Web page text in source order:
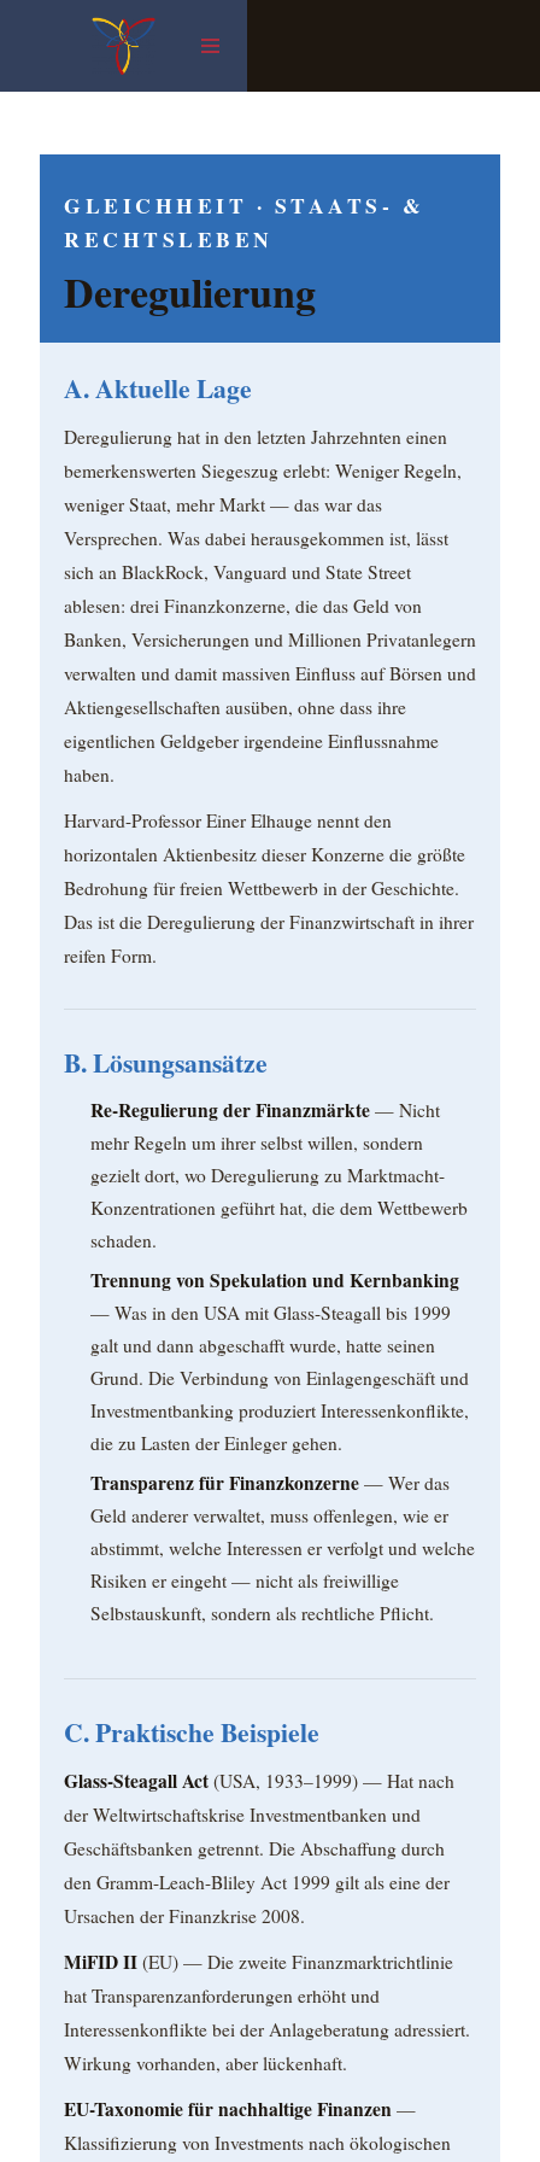
Inhalt
GLEICHHEIT · STAATS- &
RECHTSLEBEN
Deregulierung
A. Aktuelle Lage
Deregulierung hat in den letzten Jahrzehnten einen
bemerkenswerten Siegeszug erlebt: Weniger Regeln,
weniger Staat, mehr Markt — das war das
Versprechen. Was dabei herausgekommen ist, lässt
sich an BlackRock, Vanguard und State Street
ablesen: drei Finanzkonzerne, die das Geld von
Banken, Versicherungen und Millionen Privatanlegern
verwalten und damit massiven Einfluss auf Börsen und
Aktiengesellschaften ausüben, ohne dass ihre
eigentlichen Geldgeber irgendeine Einflussnahme
haben.
Harvard-Professor Einer Elhauge nennt den
horizontalen Aktienbesitz dieser Konzerne die größte
Bedrohung für freien Wettbewerb in der Geschichte.
Das ist die Deregulierung der Finanzwirtschaft in ihrer
reifen Form.
B. Lösungsansätze
Re-Regulierung der Finanzmärkte — Nicht
mehr Regeln um ihrer selbst willen, sondern
gezielt dort, wo Deregulierung zu Marktmacht-
Konzentrationen geführt hat, die dem Wettbewerb
schaden.
Trennung von Spekulation und Kernbanking
— Was in den USA mit Glass-Steagall bis 1999
galt und dann abgeschafft wurde, hatte seinen
Grund. Die Verbindung von Einlagengeschäft und
Investmentbanking produziert Interessenkonflikte,
die zu Lasten der Einleger gehen.
Transparenz für Finanzkonzerne — Wer das
Geld anderer verwaltet, muss offenlegen, wie er
abstimmt, welche Interessen er verfolgt und welche
Risiken er eingeht — nicht als freiwillige
Selbstauskunft, sondern als rechtliche Pflicht.
C. Praktische Beispiele
Glass-Steagall Act (USA, 1933–1999) — Hat nach
der Weltwirtschaftskrise Investmentbanken und
Geschäftsbanken getrennt. Die Abschaffung durch
den Gramm-Leach-Bliley Act 1999 gilt als eine der
Ursachen der Finanzkrise 2008.
MiFID II (EU) — Die zweite Finanzmarktrichtlinie
hat Transparenzanforderungen erhöht und
Interessenkonflikte bei der Anlageberatung adressiert.
Wirkung vorhanden, aber lückenhaft.
EU-Taxonomie für nachhaltige Finanzen —
Klassifizierung von Investments nach ökologischen